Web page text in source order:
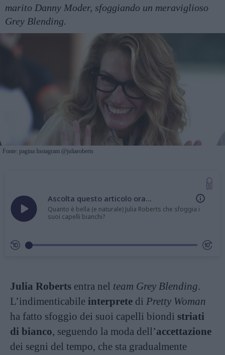
marito Danny Moder, sfoggiando un meraviglioso
Grey Blending.
Fonte: pagina Instagram @juliaroberts
Ascolta questo articolo ora...
Quanto è bella (e naturale) Julia Roberts che sfoggia i
suoi capelli bianchi?
Julia Roberts entra nel team Grey Blending.
L’indimenticabile interprete di Pretty Woman
ha fatto sfoggio dei suoi capelli biondi striati
di bianco, seguendo la moda dell’accettazione
dei segni del tempo, che sta gradualmente